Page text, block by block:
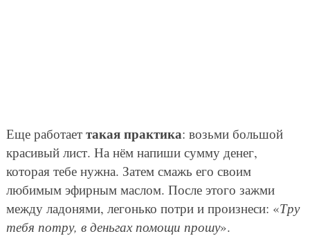
Еще работает такая практика: возьми большой
красивый лист. На нём напиши сумму денег,
которая тебе нужна. Затем смажь его своим
любимым эфирным маслом. После этого зажми
между ладонями, легонько потри и произнеси: «Тру
тебя потру, в деньгах помощи прошу».